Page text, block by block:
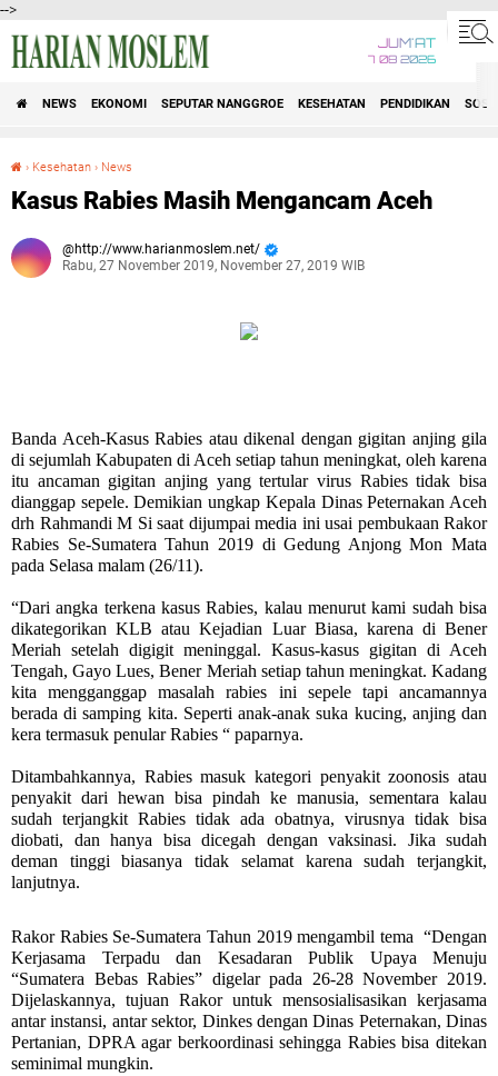
-->
JUM'AT
7 08 2026
NEWS EKONOMI SEPUTAR NANGGROE KESEHATAN PENDIDIKAN
› Kesehatan › News
Kasus Rabies Masih Mengancam Aceh
http://www.harianmoslem.net/
Rabu, 27 November 2019, November 27, 2019 WIB
Banda Aceh-Kasus Rabies atau dikenal dengan gigitan anjing gila
di sejumlah Kabupaten di Aceh setiap tahun meningkat, oleh karena
itu ancaman gigitan anjing yang tertular virus Rabies tidak bisa
dianggap sepele. Demikian ungkap Kepala Dinas Peternakan Aceh
drh Rahmandi M Si saat dijumpai media ini usai pembukaan Rakor
Rabies Se-Sumatera Tahun 2019 di Gedung Anjong Mon Mata
pada Selasa malam (26/11).
“Dari angka terkena kasus Rabies, kalau menurut kami sudah bisa
dikategorikan KLB atau Kejadian Luar Biasa, karena di Bener
Meriah setelah digigit meninggal. Kasus-kasus gigitan di Aceh
Tengah, Gayo Lues, Bener Meriah setiap tahun meningkat. Kadang
kita mengganggap masalah rabies ini sepele tapi ancamannya
berada di samping kita. Seperti anak-anak suka kucing, anjing dan
kera termasuk penular Rabies “ paparnya.
Ditambahkannya, Rabies masuk kategori penyakit zoonosis atau
penyakit dari hewan bisa pindah ke manusia, sementara kalau
sudah terjangkit Rabies tidak ada obatnya, virusnya tidak bisa
diobati, dan hanya bisa dicegah dengan vaksinasi. Jika sudah
deman tinggi biasanya tidak selamat karena sudah terjangkit,
lanjutnya.
Rakor Rabies Se-Sumatera Tahun 2019 mengambil tema “Dengan
Kerjasama Terpadu dan Kesadaran Publik Upaya Menuju
“Sumatera Bebas Rabies” digelar pada 26-28 November 2019.
Dijelaskannya, tujuan Rakor untuk mensosialisasikan kerjasama
antar instansi, antar sektor, Dinkes dengan Dinas Peternakan, Dinas
Pertanian, DPRA agar berkoordinasi sehingga Rabies bisa ditekan
seminimal mungkin.